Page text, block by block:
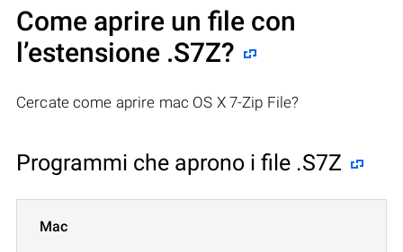
Come aprire un file con
l’estensione .S7Z?
Cercate come aprire mac OS X 7-Zip File?
Programmi che aprono i file .S7Z
Mac